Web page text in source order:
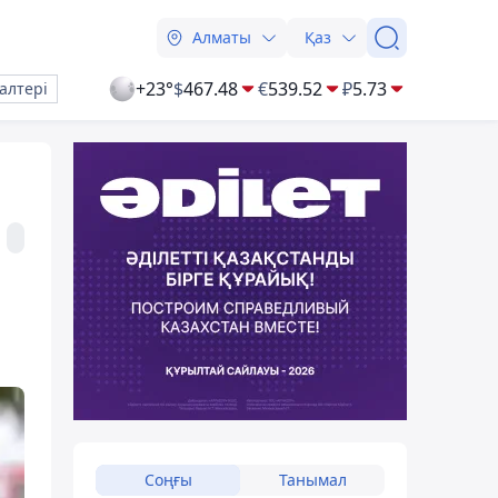
Алматы Қаз
+23°$467.48 €539.52 ₽5.73
Соңғы Танымал